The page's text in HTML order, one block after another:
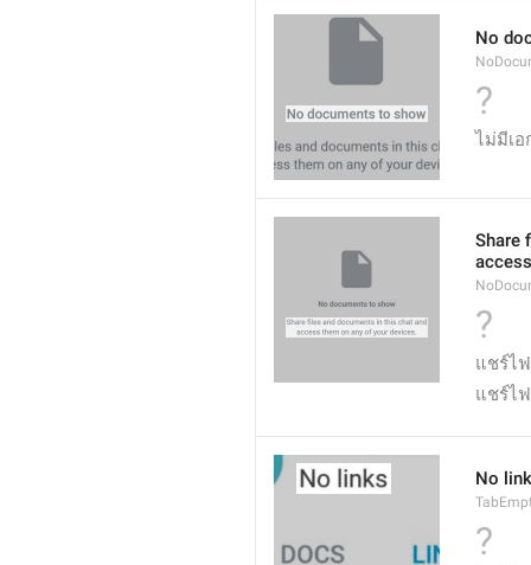
No
?
ไม่มีเ
Share
?
แชร์ไ
แชร์ไ
No
?